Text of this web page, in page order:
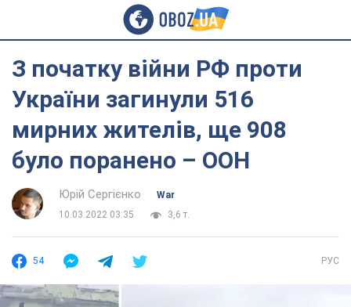
З початку війни РФ проти
України загинули 516
мирних жителів, ще 908
було поранено – ООН
Юрій Сергієнко
War
10.03.2022 03:35
3,6 т.
54 РУС